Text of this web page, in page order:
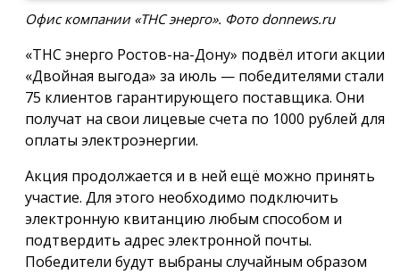
Офис компании «ТНС энерго». Фото donnews.ru
«ТНС энерго Ростов-на-Дону» подвёл итоги акции
«Двойная выгода» за июль — победителями стали
75 клиентов гарантирующего поставщика. Они
получат на свои лицевые счета по 1000 рублей для
оплаты электроэнергии.
Акция продолжается и в ней ещё можно принять
участие. Для этого необходимо подключить
электронную квитанцию любым способом и
подтвердить адрес электронной почты.
Победители будут выбраны случайным образом